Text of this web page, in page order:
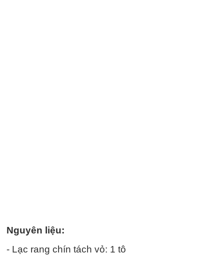
Nguyên liệu:
- Lạc rang chín tách vỏ: 1 tô